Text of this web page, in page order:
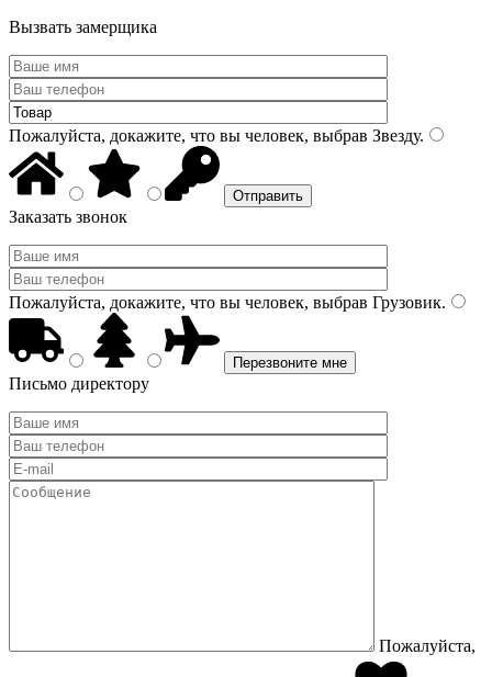
Вызвать замерщика
Пожалуйста, докажите, что вы человек, выбрав Звезду.
Заказать звонок
Пожалуйста, докажите, что вы человек, выбрав Грузовик.
Письмо директору
Пожалуйста,